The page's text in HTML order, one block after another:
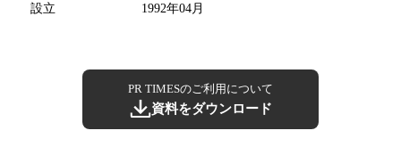
設立
1992年04月
PR TIMESのご利用について
資料をダウンロード